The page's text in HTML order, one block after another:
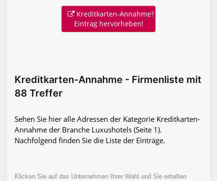
Kreditkarten-Annahme?
Eintrag hervorheben!
Kreditkarten-Annahme - Firmenliste mit
88 Treffer
Sehen Sie hier alle Adressen der Kategorie Kreditkarten-
Annahme der Branche Luxushotels (Seite 1).
Nachfolgend finden Sie die Liste der Einträge.
Klicken Sie auf das Unternehmen Ihrer Wahl und Sie erhalten